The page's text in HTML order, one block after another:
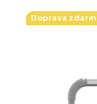
Doprava